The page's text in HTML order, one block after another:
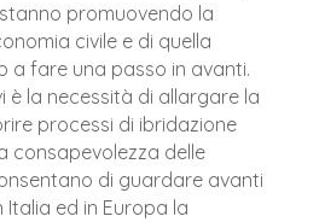
promuovendo la
civile e di quella
a fare una passo in avanti.
è la necessità di allargare la
processi di ibridazione
consapevolezza delle
di guardare avanti
ed in Europa la